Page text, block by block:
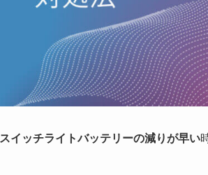
スイッチライトバッテリーの減りが早い